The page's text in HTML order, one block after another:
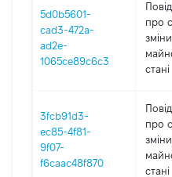
5d0b5601-
cad3-472a-
ad2e-
1065ce89c6c3
про
стані
3fcb91d3-
ec85-4f81-
9f07-
f6caac48f870
про
стані